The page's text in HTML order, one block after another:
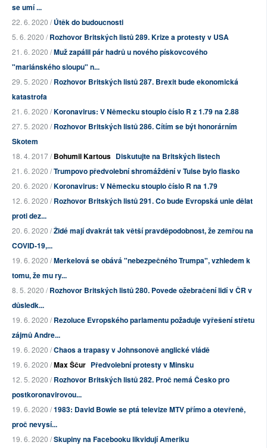
se umí ...
22. 6. 2020 /Útěk do budoucnosti
5. 6. 2020 /Rozhovor Britských listů 289. Krize a protesty v USA
21. 6. 2020 /Muž zapálil pár hadrů u nového pískovcového
"mariánského sloupu" n...
29. 5. 2020 /Rozhovor Britských listů 287. Brexit bude ekonomická
katastrofa
21. 6. 2020 /Koronavirus: V Německu stouplo číslo R z 1.79 na 2.88
27. 5. 2020 /Rozhovor Britských listů 286. Cítím se být honorárním
Skotem
18. 4. 2017 /Bohumil Kartous Diskutujte na Britských listech
21. 6. 2020 /Trumpovo předvolební shromáždění v Tulse bylo fiasko
20. 6. 2020 /Koronavirus: V Německu stouplo číslo R na 1.79
12. 6. 2020 /Rozhovor Britských listů 291. Co bude Evropská unie dělat
proti dez...
20. 6. 2020 /Židé mají dvakrát tak větší pravděpodobnost, že zemřou na
COVID-19,...
19. 6. 2020 /Merkelová se obává "nebezpečného Trumpa", vzhledem k
tomu, že mu ry...
8. 5. 2020 /Rozhovor Britských listů 280. Povede ožebračení lidí v ČR v
důsledk...
19. 6. 2020 /Rezoluce Evropského parlamentu požaduje vyřešení střetu
zájmů Andre...
19. 6. 2020 /Chaos a trapasy v Johnsonově anglické vládě
19. 6. 2020 /Max Ščur Předvolební protesty v Minsku
12. 5. 2020 /Rozhovor Britských listů 282. Proč nemá Česko pro
postkoronavirovou...
19. 6. 2020 /1983: David Bowie se ptá televize MTV přímo a otevřeně,
proč nevysí...
19. 6. 2020 /Skupiny na Facebooku likvidují Ameriku